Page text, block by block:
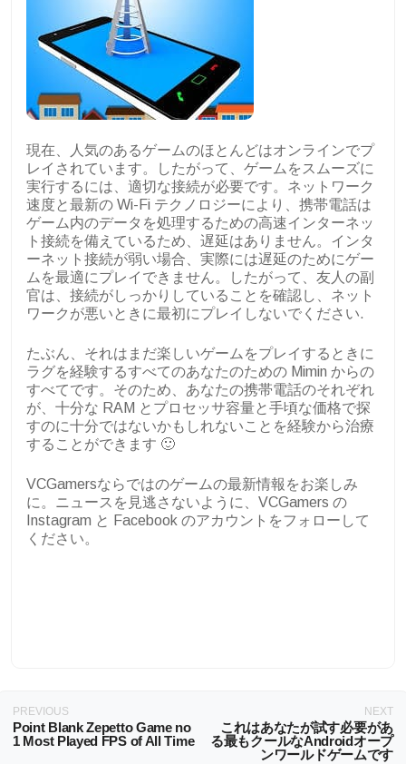
現在、人気のあるゲームのほとんどはオンラインでプ
レイされています。したがって、ゲームをスムーズに
実行するには、適切な接続が必要です。ネットワーク
速度と最新の Wi-Fi テクノロジーにより、携帯電話は
ゲーム内のデータを処理するための高速インターネッ
ト接続を備えているため、遅延はありません。インタ
ーネット接続が弱い場合、実際には遅延のためにゲー
ムを最適にプレイできません。したがって、友人の副
官は、接続がしっかりしていることを確認し、ネット
ワークが悪いときに最初にプレイしないでください.
たぶん、それはまだ楽しいゲームをプレイするときに
ラグを経験するすべてのあなたのための Mimin からの
すべてです。そのため、あなたの携帯電話のそれぞれ
が、十分な RAM とプロセッサ容量と手頃な価格で探
すのに十分ではないかもしれないことを経験から治療
することができます 🙂
VCGamersならではのゲームの最新情報をお楽しみ
に。ニュースを見逃さないように、VCGamers の
Instagram と Facebook のアカウントをフォローして
ください。
PREVIOUS
Point Blank Zepetto Game no
1 Most Played FPS of All Time
NEXT
これはあなたが試す必要があ
る最もクールなAndroidオープ
ンワールドゲームです